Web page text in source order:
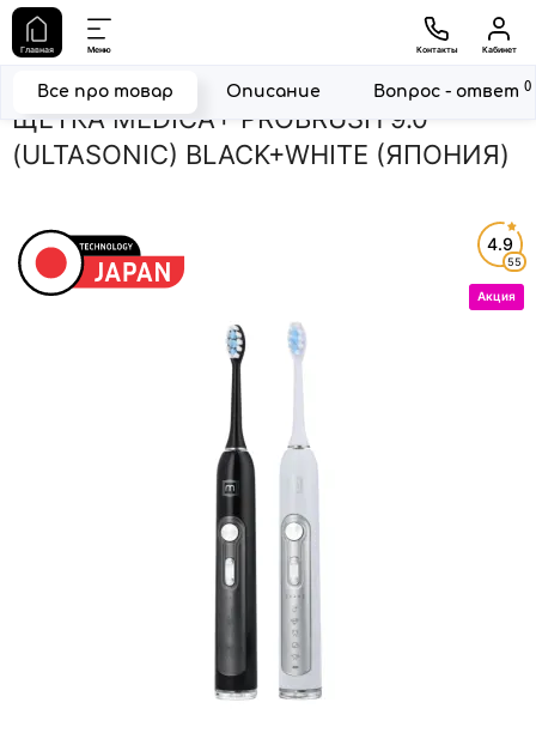
Главная Меню Контакты Кабинет
Главная Техника для чистки зубов НАБОР: УЛЬТРАЗВУКОВАЯ
НАБОР: УЛЬТРАЗВУКОВАЯ ЗУБНАЯ
ЩЕТКА MEDICA+ PROBRUSH 9.0
(ULTASONIC) BLACK+WHITE (ЯПОНИЯ)
Все про товар Описание Вопрос - ответ 0
4.9
55
Акция